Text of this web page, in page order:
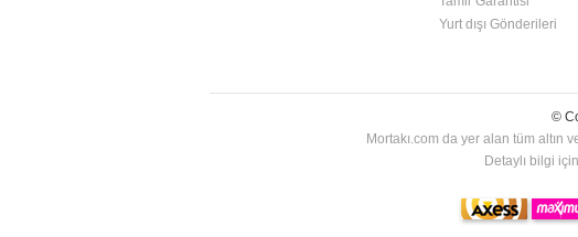
Yurt dışı Gönderileri
©
Mortakı.com da yer alan tüm
Detaylı bilgi